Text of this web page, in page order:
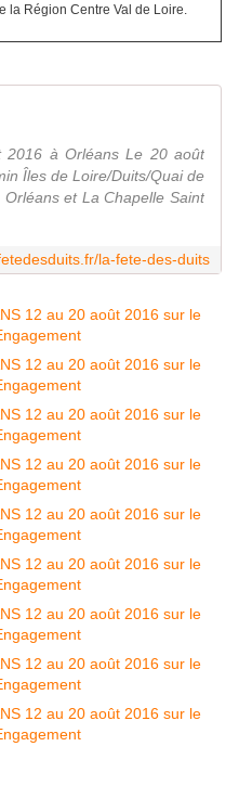
la Région Centre Val de Loire.
2016 à Orléans Le 20 août
Îles de Loire/Duits/Quai de
et La Chapelle Saint
la-fete-des-duits